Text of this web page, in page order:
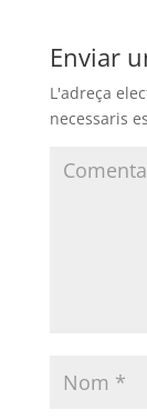
Enviar
L'adreça
necessaris